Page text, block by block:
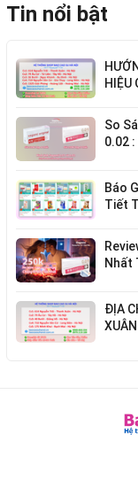
Tin nổi bật
HIỆU
So
0.02
Báo
Tiết
Nhất
ĐỊA
XUÂN